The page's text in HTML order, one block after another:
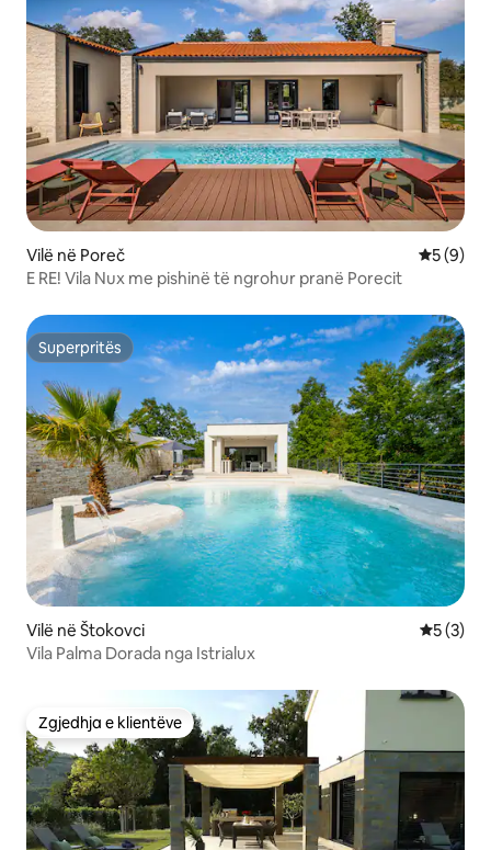
Vilë në Poreč
5 (9)
E RE! Vila Nux me pishinë të ngrohur pranë Porecit
Superpritës
Superpritës
Vilë në Štokovci
5 (3)
Vila Palma Dorada nga Istrialux
Zgjedhja e klientëve
Zgjedhja e klientëve